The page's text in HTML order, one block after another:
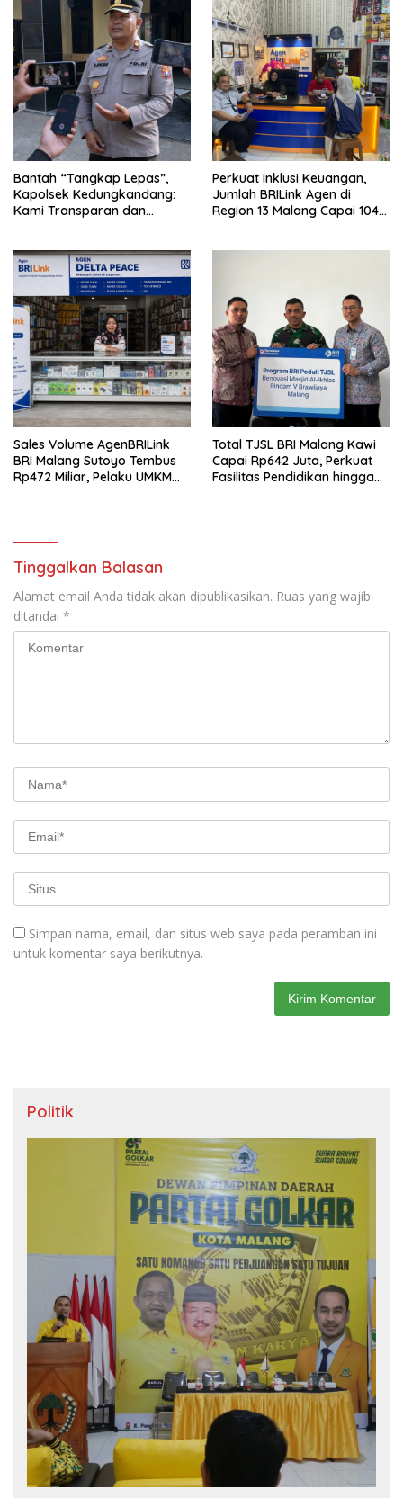
Bantah “Tangkap Lepas”,
Kapolsek Kedungkandang:
Kami Transparan dan
Perkuat Inklusi Keuangan,
Jumlah BRILink Agen di
Region 13 Malang Capai 104
Sales Volume AgenBRILink
BRI Malang Sutoyo Tembus
Rp472 Miliar, Pelaku UMKM
Total TJSL BRI Malang Kawi
Capai Rp642 Juta, Perkuat
Fasilitas Pendidikan hingga
Tinggalkan Balasan
Alamat email Anda tidak akan dipublikasikan. Ruas yang wajib
ditandai *
Simpan nama, email, dan situs web saya pada peramban ini
untuk komentar saya berikutnya.
Politik